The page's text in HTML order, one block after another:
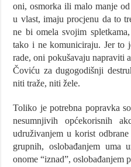
oni, osmorka ili malo manje
u vlast, imaju procjenu da to
ne bi omela svojim
tako i ne komuniciraju. Jer to
rade, oni pokušavaju
Čoviću za dugogodišnji
niti traže, niti žele.
Toliko je potrebna popravka
nesumnjivih općekorisnih
udruživanjem u korist
grupnih, oslobađanjem uma
onome “iznad”, oslobađanjem